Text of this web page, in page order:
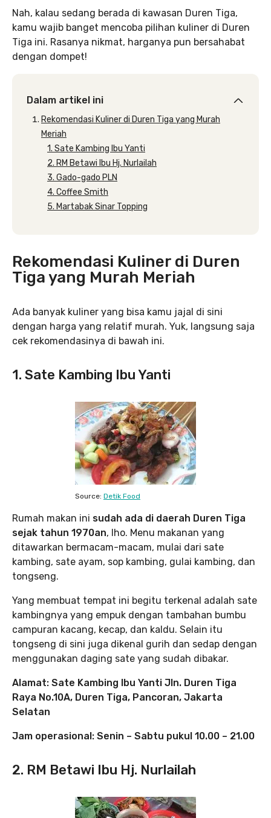
Nah, kalau sedang berada di kawasan Duren Tiga,
kamu wajib banget mencoba pilihan kuliner di Duren
Tiga ini. Rasanya nikmat, harganya pun bersahabat
dengan dompet!
Dalam artikel ini
Rekomendasi Kuliner di Duren Tiga yang Murah
Meriah
1. Sate Kambing Ibu Yanti
2. RM Betawi Ibu Hj. Nurlailah
3. Gado-gado PLN
4. Coffee Smith
5. Martabak Sinar Topping
Rekomendasi Kuliner di Duren
Tiga yang Murah Meriah
Ada banyak kuliner yang bisa kamu jajal di sini
dengan harga yang relatif murah. Yuk, langsung saja
cek rekomendasinya di bawah ini.
1. Sate Kambing Ibu Yanti
Source: Detik Food
Rumah makan ini sudah ada di daerah Duren Tiga
sejak tahun 1970an, lho. Menu makanan yang
ditawarkan bermacam-macam, mulai dari sate
kambing, sate ayam, sop kambing, gulai kambing, dan
tongseng.
Yang membuat tempat ini begitu terkenal adalah sate
kambingnya yang empuk dengan tambahan bumbu
campuran kacang, kecap, dan kaldu. Selain itu
tongseng di sini juga dikenal gurih dan sedap dengan
menggunakan daging sate yang sudah dibakar.
Alamat: Sate Kambing Ibu Yanti Jln. Duren Tiga
Raya No.10A, Duren Tiga, Pancoran, Jakarta
Selatan
Jam operasional: Senin – Sabtu pukul 10.00 – 21.00
2. RM Betawi Ibu Hj. Nurlailah